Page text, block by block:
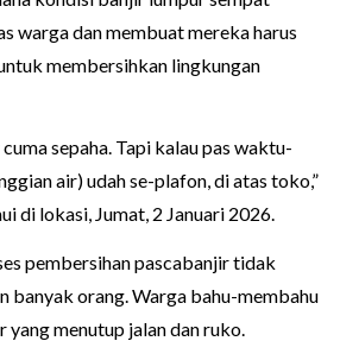
warga dan membuat mereka harus
membersihkan lingkungan
sepaha. Tapi kalau pas waktu-
air) udah se-plafon, di atas toko,”
di lokasi, Jumat, 2 Januari 2026.
pembersihan pascabanjir tidak
banyak orang. Warga bahu-membahu
yang menutup jalan dan ruko.